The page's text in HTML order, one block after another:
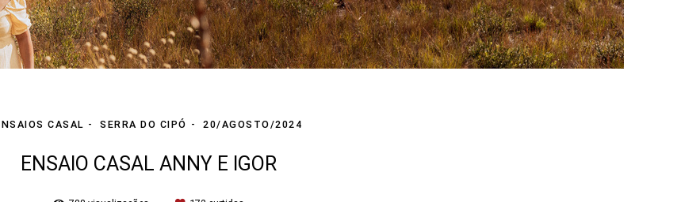
CASAL SERRA DO CIPÓ 20/AGOSTO/2024
ENSAIO CASAL ANNY E IGOR